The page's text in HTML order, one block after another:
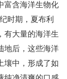
富含海洋生物化
时期，夏布利
有大量的海洋生
地后，这些海洋
壤中，形成了如